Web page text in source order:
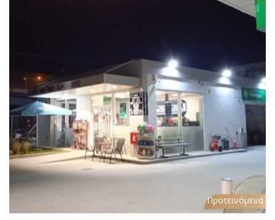
Προτεινόμενα